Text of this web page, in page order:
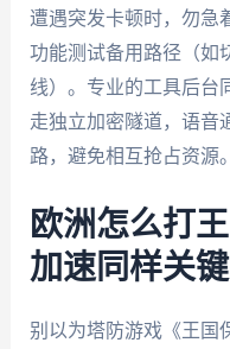
遭遇突发卡顿时，勿急
功能测试备用路径（
线）。专业的工具后台
走独立加密隧道，语音
路，避免相互抢占资源。
欧洲怎么打
加速同样关键
别以为塔防游戏《王国